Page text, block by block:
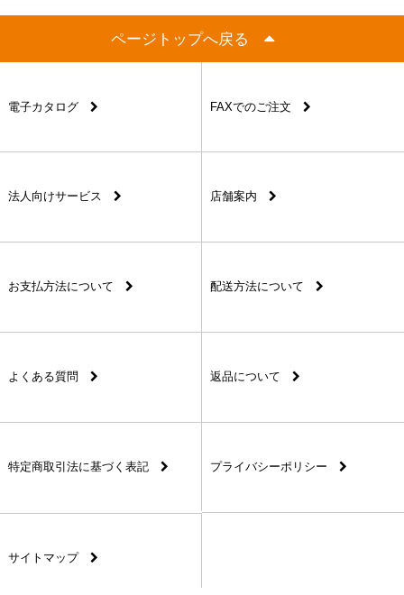
ページトップへ戻る
電子カタログ FAXでのご注文
法人向けサービス 店舗案内
お支払方法について 配送方法について
よくある質問 返品について
特定商取引法に基づく表記 プライバシーポリシー
サイトマップ